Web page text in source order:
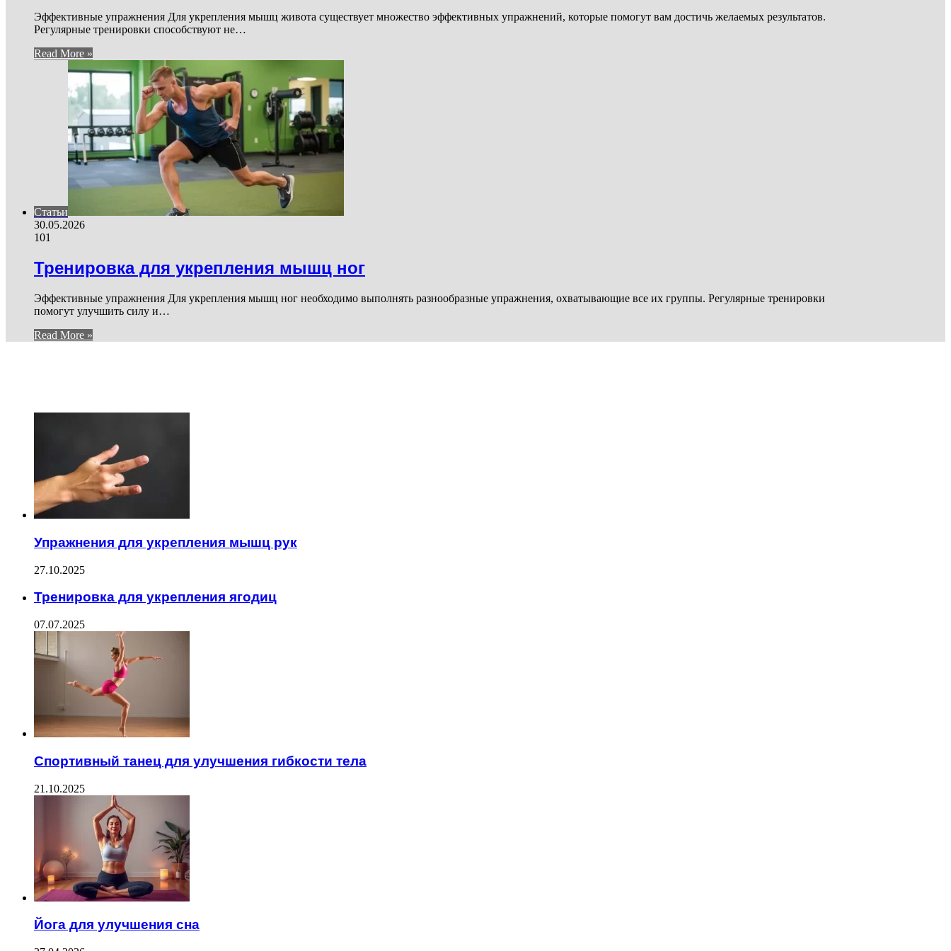
Эффективные упражнения Для укрепления мышц живота существует множество эффективных упражнений, которые помогут вам достичь желаемых результатов.
Регулярные тренировки способствуют не…
Read More »
Статьи
30.05.2026
101
Тренировка для укрепления мышц ног
Эффективные упражнения Для укрепления мышц ног необходимо выполнять разнообразные упражнения, охватывающие все их группы. Регулярные тренировки
помогут улучшить силу и…
Read More »
Упражнения для укрепления мышц рук
27.10.2025
Тренировка для укрепления ягодиц
07.07.2025
Спортивный танец для улучшения гибкости тела
21.10.2025
Йога для улучшения сна